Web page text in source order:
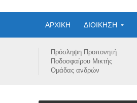
ΑΡΧΙΚΗ ΔΙΟΙΚΗΣΗ
Πρόσληψη Προπονητή
Ποδοσφαίρου Μικτής
Ομάδας ανδρών